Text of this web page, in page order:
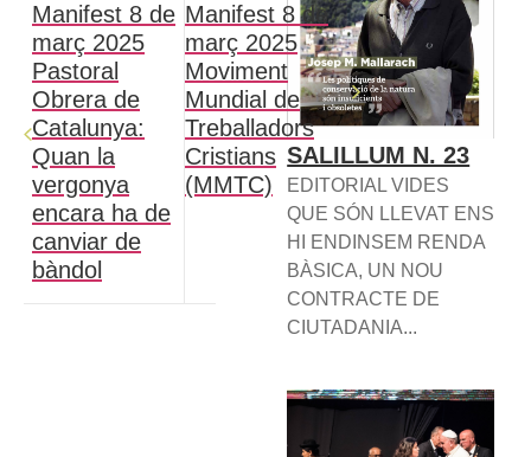
Manifest 8 de
març 2025
Pastoral
Obrera de
Catalunya:
Quan la
vergonya
encara ha de
canviar de
bàndol
Manifest 8 de
març 2025
Moviment
Mundial de
Treballadors
Cristians
(MMTC)
SALILLUM N. 23
EDITORIAL VIDES
QUE SÓN LLEVAT ENS
HI ENDINSEM RENDA
BÀSICA, UN NOU
CONTRACTE DE
CIUTADANIA...